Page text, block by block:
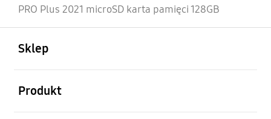
PRO Plus 2021 microSD karta pamięci 128GB
Sklep
Produkt